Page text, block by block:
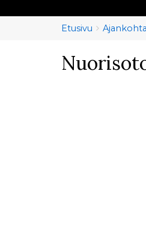
You
here:
Etusivu